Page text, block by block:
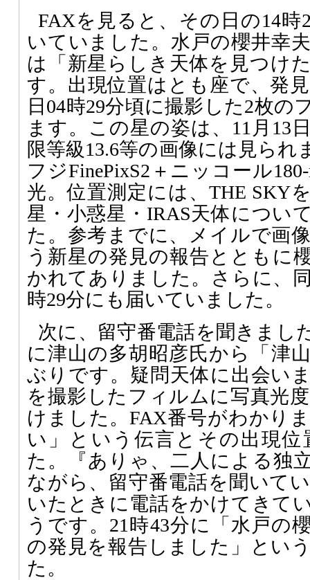
FAXを見ると、その日の14時
いていました。水戸の櫻井幸
は「新星らしき天体を見つけ
す。出現位置はとも座で、発
日04時29分頃に撮影した2枚の
ます。この星の姿は、11月13
限等級13.6等の画像には見られ
フジFinePixS2＋ニッコール
光。位置測定には、THE SKY
星・小惑星・IRAS天体につい
た。参考までに、メイルで画
う新星の発見の報告とともに
かれてありました。さらに、
時29分にも届いていました。
次に、留守番電話を聞きまし
に津山の多胡昭彦氏から「津
ぶりです。疑問天体に出会い
を撮影したフィルムに写真光
けました。FAX番号がわかり
い」という伝言とその出現
た。『ありゃ、二人による
ながら、留守番電話を聞いて
いたときに電話をかけてきて
うです。21時43分に「水戸の
の発見を報告しました」とい
た。